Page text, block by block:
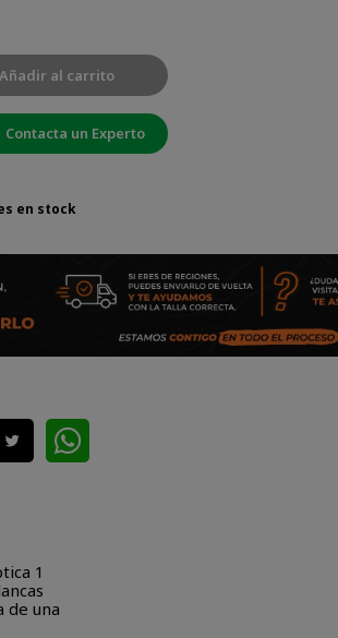
Añadir al carrito
Contacta un Experto
en stock
1
de una